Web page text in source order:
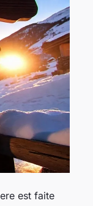
est faite